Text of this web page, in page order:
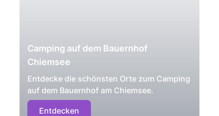
Camping auf dem Bauernhof
Chiemsee
Entdecke die schönsten Orte zum Camping
auf dem Bauernhof am Chiemsee.
Entdecken